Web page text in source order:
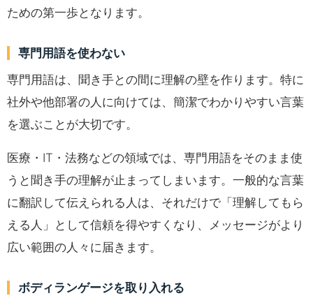
ための第一歩となります。
専門用語を使わない
専門用語は、聞き手との間に理解の壁を作ります。特に
社外や他部署の人に向けては、簡潔でわかりやすい言葉
を選ぶことが大切です。
医療・IT・法務などの領域では、専門用語をそのまま使
うと聞き手の理解が止まってしまいます。一般的な言葉
に翻訳して伝えられる人は、それだけで「理解してもら
える人」として信頼を得やすくなり、メッセージがより
広い範囲の人々に届きます。
ボディランゲージを取り入れる